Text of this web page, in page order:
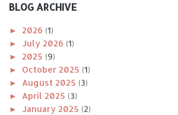
BLOG ARCHIVE
► 2026 (1)
► July 2026 (1)
► 2025 (9)
► October 2025 (1)
► August 2025 (3)
► April 2025 (3)
► January 2025 (2)